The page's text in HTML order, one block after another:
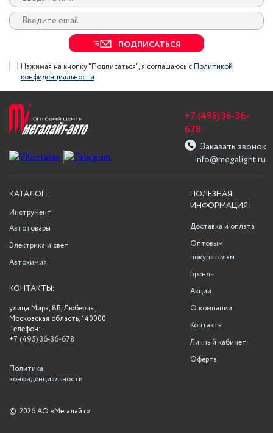
ПОДПИСАТЬСЯ
Нажимая на кнопку "Подписаться", я соглашаюсь сПолитикой
конфиденциальности
info@megalight.ru
+7 (495) 36-36-
678
Заказать звонок
ПОЛЕЗНАЯ
ИНФОРМАЦИЯ:
Доставка и оплата
Оптовым
покупателям
Бренды
Акции
О компании
Контакты
Личный кабинет
Оферта
КАТАЛОГ:
Инструмент
Автотовары
Электрика и свет
Автохимия
КОНТАКТЫ:
улица Мира, 8Б, Люберцы,
Московская область, 140000
Телефон:
+7 (495) 36-36-678
Политика
конфиденциальности
© 2026 АО «Мегалайт»